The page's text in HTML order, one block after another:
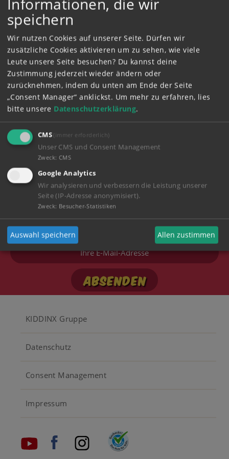
Spiele
CHAOS IM WALD
Post von Bibi und Tina
Ihre
E-
Mail-
Footer
KIDDINX Gruppe
Datenschutz
Consent Management
Impressum
Social
Informationen, die wir
speichern
Wir nutzen Cookies auf unserer Seite. Dürfen wir
zusätzliche Cookies aktivieren um zu sehen, wie viele
Leute unsere Seite besuchen? Du kannst deine
Zustimmung jederzeit wieder ändern oder
zurücknehmen, indem du unten am Ende der Seite
„Consent Manager“ anklickst. Um mehr zu erfahren, lies
bitte unsere Datenschutzerklärung.
CMS (immer erforderlich)
Unser CMS und Consent Management
Zweck: CMS
Google Analytics
Wir analysieren und verbessern die Leistung unserer
Seite (IP-Adresse anonymisiert).
Zweck: Besucher-Statistiken
Auswahl speichern Allen zustimmen